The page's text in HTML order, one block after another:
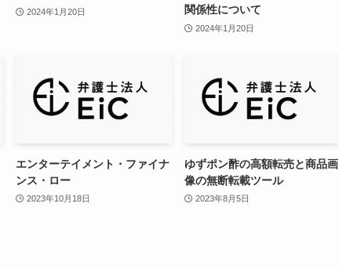
2024年1月20日
関係性について
2024年1月20日
エンターテイメント・ファイナ
ンス・ロー
2023年10月18日
ゆずポン酢の高額転売と商品画
像の無断転載ツール
2023年8月5日